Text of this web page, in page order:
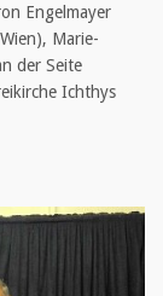
Engelmayer
Marie-
der Seite
Ichthys